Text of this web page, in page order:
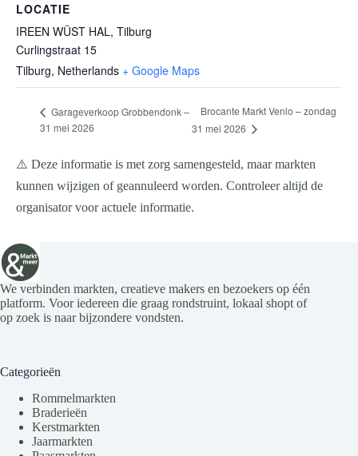
LOCATIE
IREEN WÜST HAL, Tilburg
Curlingstraat 15
Tilburg, Netherlands + Google Maps
Garageverkoop Grobbendonk –
31 mei 2026
Brocante Markt Venlo – zondag
31 mei 2026
⚠️ Deze informatie is met zorg samengesteld, maar markten
kunnen wijzigen of geannuleerd worden. Controleer altijd de
organisator voor actuele informatie.
We verbinden markten, creatieve makers en bezoekers op één
platform. Voor iedereen die graag rondstruint, lokaal shopt of
op zoek is naar bijzondere vondsten.
Categorieën
Rommelmarkten
Braderieën
Kerstmarkten
Jaarmarkten